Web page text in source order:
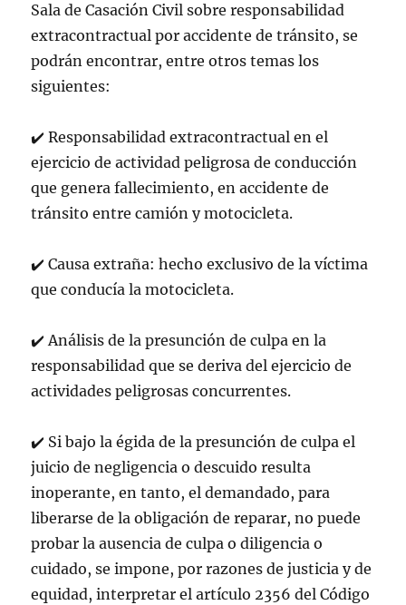
Sala de Casación Civil sobreresponsabilidad
extracontractual por accidente de tránsito, se
podrán encontrar, entre otros temas los
siguientes:
✔️ Responsabilidad extracontractual en el
ejercicio de actividad peligrosa de conducción
que genera fallecimiento, en accidente de
tránsito entre camión y motocicleta.
✔️ Causa extraña: hecho exclusivo de la víctima
que conducía la motocicleta.
✔️ Análisis de la presunción de culpa en la
responsabilidad que se deriva del ejercicio de
actividades peligrosas concurrentes.
✔️ Si bajo la égida de la presunción de culpa el
juicio de negligencia o descuido resulta
inoperante, en tanto, el demandado, para
liberarse de la obligación de reparar, no puede
probar la ausencia de culpa o diligencia o
cuidado, se impone, por razones de justicia y de
equidad, interpretar el artículo 2356 del Código